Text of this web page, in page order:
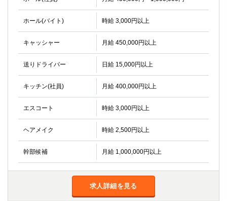
ホール(バイト) 時給 3,000円以上
キャッシャー 月給 450,000円以上
送りドライバー 日給 15,000円以上
キッチン(社員) 月給 400,000円以上
エスコート 時給 3,000円以上
ヘアメイク 時給 2,500円以上
幹部候補 月給 1,000,000円以上
求人詳細を見る